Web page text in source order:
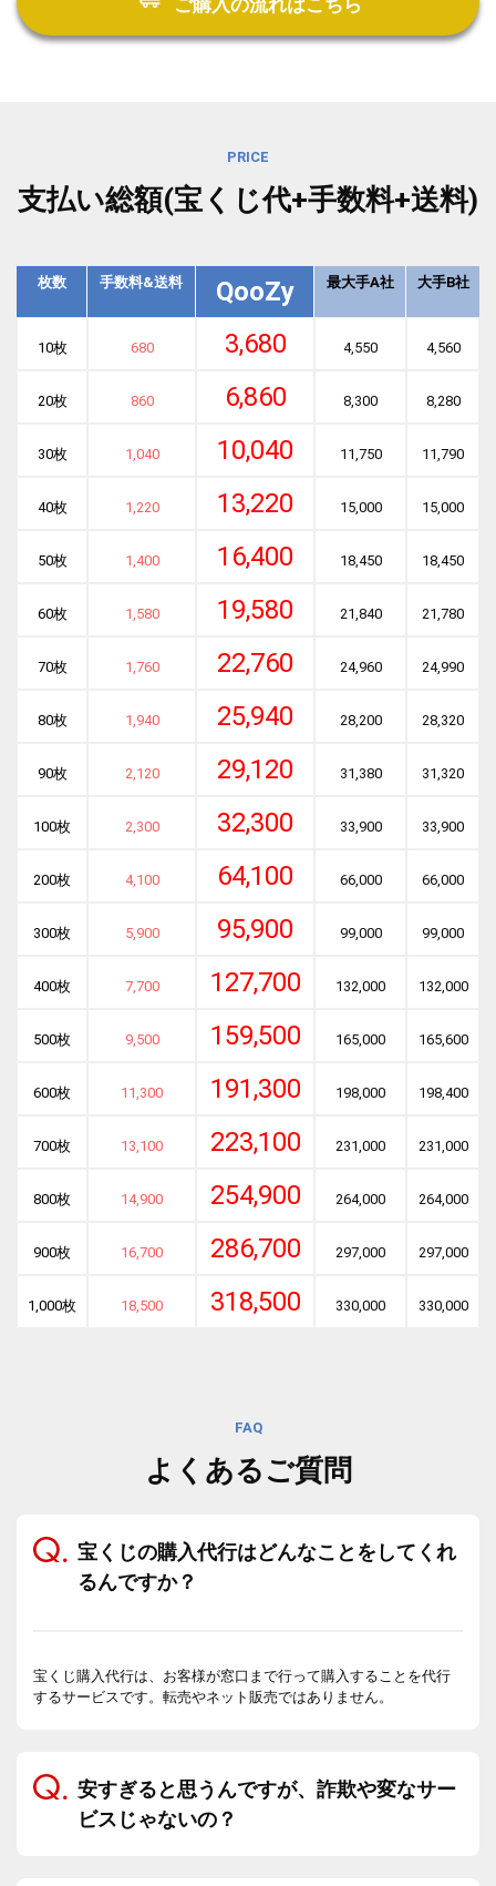
PRICE
支払い総額(宝くじ代+手数料+送料)
枚数 手数料&送料 QooZy 最大手A社 大手B社
10枚 680 3,680 4,550 4,560
20枚 860 6,860 8,300 8,280
30枚 1,040 10,040 11,750 11,790
40枚 1,220 13,220 15,000 15,000
50枚 1,400 16,400 18,450 18,450
60枚 1,580 19,580 21,840 21,780
70枚 1,760 22,760 24,960 24,990
80枚 1,940 25,940 28,200 28,320
90枚 2,120 29,120 31,380 31,320
100枚 2,300 32,300 33,900 33,900
200枚 4,100 64,100 66,000 66,000
300枚 5,900 95,900 99,000 99,000
400枚 7,700 127,700 132,000 132,000
500枚 9,500 159,500 165,000 165,600
600枚 11,300 191,300 198,000 198,400
700枚 13,100 223,100 231,000 231,000
800枚 14,900 254,900 264,000 264,000
900枚 16,700 286,700 297,000 297,000
1,000枚 18,500 318,500 330,000 330,000
FAQ
よくあるご質問
宝くじの購入代行はどんなことをしてくれ
るんですか？
宝くじ購入代行は、お客様が窓口まで行って購入することを代行
するサービスです。転売やネット販売ではありません。
安すぎると思うんですが、詐欺や変なサー
ビスじゃないの？